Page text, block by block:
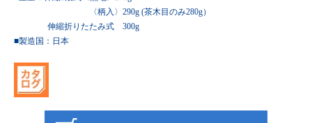
〈柄入〉290g (茶木目のみ280g）
伸縮折りたたみ式 300g
■製造国： 日本